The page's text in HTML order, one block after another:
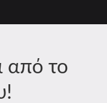
από το